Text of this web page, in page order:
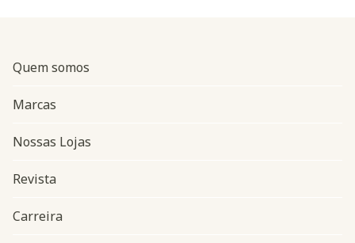
Quem somos
Marcas
Nossas Lojas
Revista
Carreira